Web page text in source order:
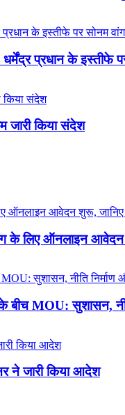
प्रधान के इस्तीफे
जारी किया संदेश
के लिए ऑनलाइन
MOU: सुशासन,
ने जारी किया आदेश